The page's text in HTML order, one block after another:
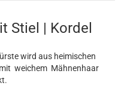
Stiel | Kordel
wird aus heimischen
weichem Mähnenhaar